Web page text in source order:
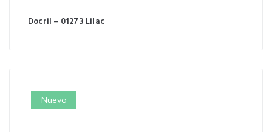
Docril – 01273 Lilac
Nuevo